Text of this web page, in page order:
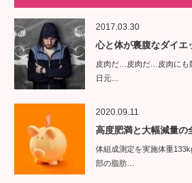
2017.03.30
心と体が裏腹なダイエ
皮肉だ…皮肉だ…皮肉にも
日元…
2020.09.11
高度肥満と大幅減量の
体組成測定を実施体重
部の脂肪…